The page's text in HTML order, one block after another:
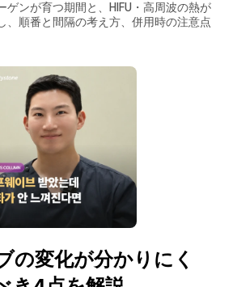
ゲンが育つ期間と、HIFU・高周波の熱が
、順番と間隔の考え方、併用時の注意点
の変化が分かりにく